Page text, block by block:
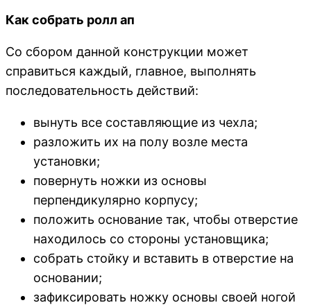
Как собрать ролл ап
Со сбором данной конструкции может
справиться каждый, главное, выполнять
последовательность действий:
вынуть все составляющие из чехла;
разложить их на полу возле места
установки;
повернуть ножки из основы
перпендикулярно корпусу;
положить основание так, чтобы отверстие
находилось со стороны установщика;
собрать стойку и вставить в отверстие на
основании;
зафиксировать ножку основы своей ногой